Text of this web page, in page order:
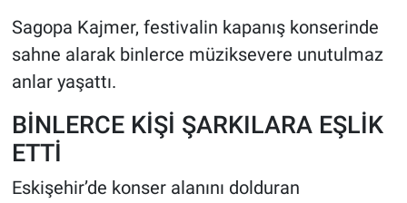
Sagopa Kajmer, festivalin kapanış konserinde
sahne alarak binlerce müziksevere unutulmaz
anlar yaşattı.
BİNLERCE KİŞİ ŞARKILARA EŞLİK
ETTİ
Eskişehir’de konser alanını dolduran
HABERDE İNSAN
POLİTİKA
SPOR